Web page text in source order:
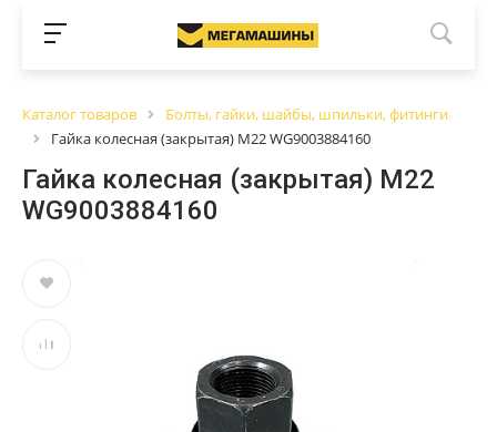
Каталог товаров
Болты, гайки, шайбы, шпильки, фитинги
Гайка колесная (закрытая) М22 WG9003884160
Гайка колесная (закрытая) М22
WG9003884160